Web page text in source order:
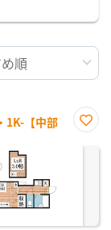
1K-【中部
に入